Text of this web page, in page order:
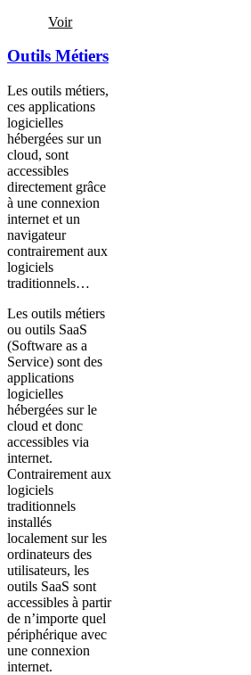
Voir
Outils Métiers
Les outils métiers,
ces applications
logicielles
hébergées sur un
cloud, sont
accessibles
directement grâce
à une connexion
internet et un
navigateur
contrairement aux
logiciels
traditionnels…
Les outils métiers
ou outils SaaS
(Software as a
Service) sont des
applications
logicielles
hébergées sur le
cloud et donc
accessibles via
internet.
Contrairement aux
logiciels
traditionnels
installés
localement sur les
ordinateurs des
utilisateurs, les
outils SaaS sont
accessibles à partir
de n’importe quel
périphérique avec
une connexion
internet.